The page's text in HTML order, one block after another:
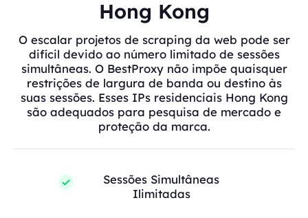
Hong Kong
O escalar projetos de scraping da web pode ser
difícil devido ao número limitado de sessões
simultâneas. O BestProxy não impõe quaisquer
restrições de largura de banda ou destino às
suas sessões. Esses IPs residenciais Hong Kong
são adequados para pesquisa de mercado e
proteção da marca.
Sessões Simultâneas
Ilimitadas